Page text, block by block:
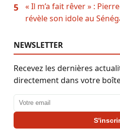
5
« Il m’a fait rêver » :
révèle son idole au
NEWSLETTER
Recevez les dernières
directement dans votre
Adresse email